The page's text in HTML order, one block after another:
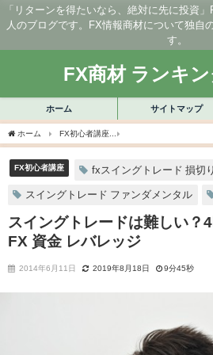
「リターンを得たいなら、絶対に先に投資
人のブログです。FX情報商材について独自
す。
FX商材 ランキ
ホーム サイトマップ
ホーム FX初心者講座
FX初心者講座 fxスイングトレード 損切り
スイングトレード ファンダメンタル
スイングトレードは難しい？
FX 資金 レバレッジ
2014年6月11日 2019年8月18日 9分45秒